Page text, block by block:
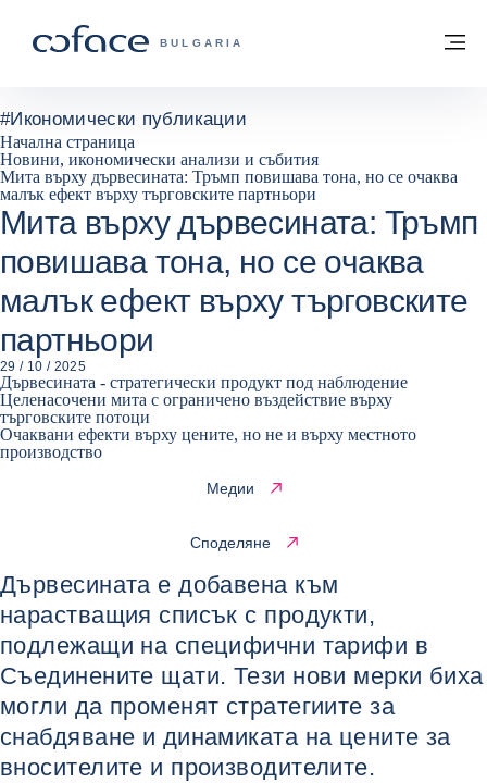
COFACE FOR TRADE - GROUP WEBSITE
BULGARIA
Обратно към начална страница
#Икономически публикации
Начална страница
Новини, икономически анализи и събития
Мита върху дървесината: Тръмп повишава тона, но се очаква
малък ефект върху търговските партньори
Мита върху дървесината: Тръмп
повишава тона, но се очаква
малък ефект върху търговските
партньори
29 / 10 / 2025
Дървесината - стратегически продукт под наблюдение
Целенасочени мита с ограничено въздействие върху
търговските потоци
Очаквани ефекти върху цените, но не и върху местното
производство
Медии
Споделяне
Дървесината е добавена към
нарастващия списък с продукти,
подлежащи на специфични тарифи в
Съединените щати. Тези нови мерки биха
могли да променят стратегиите за
снабдяване и динамиката на цените за
вносителите и производителите.